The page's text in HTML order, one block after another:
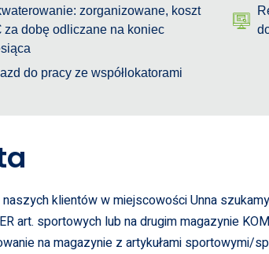
zorganizowane, koszt
za dobę odliczane na koniec
do pracy ze współlokatorami
klientów w miejscowości Unna
art. sportowych lub na drugim magazynie
na magazynie z artykułami sportowymi/